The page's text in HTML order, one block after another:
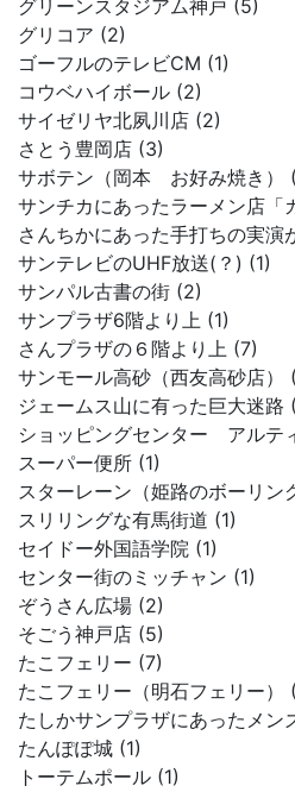
グリーンスタジアム神戸 (5)
グリコア (2)
ゴーフルのテレビCM (1)
コウベハイボール (2)
サイゼリヤ北夙川店 (2)
さとう豊岡店 (3)
サボテン（岡本 お好み焼き）
サンチカにあったラーメン店「
さんちかにあった手打ちの実演
サンテレビのUHF放送(？) (1)
サンパル古書の街 (2)
サンプラザ6階より上 (1)
さんプラザの６階より上 (7)
サンモール高砂（西友高砂店）
ジェームス山に有った巨大迷路
ショッピングセンター アルテ
スーパー便所 (1)
スターレーン（姫路のボーリン
スリリングな有馬街道 (1)
セイドー外国語学院 (1)
センター街のミッチャン (1)
ぞうさん広場 (2)
そごう神戸店 (5)
たこフェリー (7)
たこフェリー（明石フェリー）
たしかサンプラザにあったメン
たんぽぽ城 (1)
トーテムポール (1)